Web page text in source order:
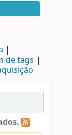
de tags